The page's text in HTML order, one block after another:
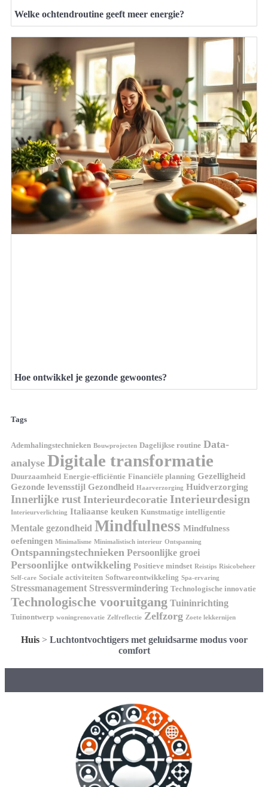
Welke ochtendroutine geeft meer energie?
Hoe ontwikkel je gezonde gewoontes?
Tags
Ademhalingstechnieken Bouwprojecten Dagelijkse routine Data-
analyse Digitale transformatie
Duurzaamheid Energie-efficiëntie Financiële planning Gezelligheid
Gezonde levensstijl Gezondheid Haarverzorging Huidverzorging
Innerlijke rust Interieurdecoratie Interieurdesign
Interieurverlichting Italiaanse keuken Kunstmatige intelligentie
Mentale gezondheid Mindfulness Mindfulness
oefeningen Minimalisme Minimalistisch interieur Ontspanning
Ontspanningstechnieken Persoonlijke groei
Persoonlijke ontwikkeling Positieve mindset Reistips Risicobeheer
Self-care Sociale activiteiten Softwareontwikkeling Spa-ervaring
Stressmanagement Stressvermindering Technologische innovatie
Technologische vooruitgang Tuininrichting
Tuinontwerp woningrenovatie Zelfreflectie Zelfzorg Zoete lekkernijen
Huis> Luchtontvochtigers met geluidsarme modus voor
comfort